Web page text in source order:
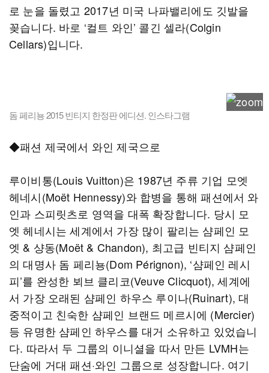
로 눈을 돌렸고 2017년 미국 나파밸리에도 깃발을
꽂습니다. 바로 ‘컬트 와인’ 콜긴 셀라(Colgin
Cellars)입니다.
돔 페리뇽 2015 빈티지 한정판 에디션. 인스타그램
◆패션 제국에서 와인 제국으로
루이비통(Louis Vuitton)은 1987년 주류 기업 모엣
헤네시(Moët Hennessy)와 합병을 통해 패션에서 와
인과 스피릿츠로 영역을 대폭 확장합니다. 당시 모
엣 헤네시는 세계에서 가장 많이 팔리는 샴페인 모
엣 & 샹동(Moët & Chandon), 최고급 빈티지 샴페인
의 대명사 돔 페리뇽(Dom Pérignon), ‘샴페인 레시
피’를 완성한 뵈브 클리코(Veuve Clicquot), 세계에
서 가장 오래된 샴페인 하우스 루이나(Ruinart), 대
중적이고 친숙한 샴페인 브랜드 메르시에 (Mercier)
등 유명한 샴페인 하우스를 대거 소유하고 있었습니
다. 따라서 두 그룹의 이니셜을 따서 만든 LVMH는
단숨에 거대 패션·와인 그룹으로 성장합니다. 여기